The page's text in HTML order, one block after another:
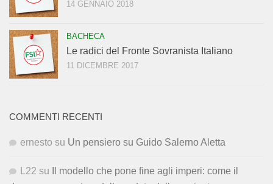
14 GENNAIO 2018
BACHECA
Le radici del Fronte Sovranista Italiano
11 DICEMBRE 2017
COMMENTI RECENTI
ernesto su Un pensiero su Guido Salerno Aletta
L22 su
Il modello che pone fine agli imperi: come il